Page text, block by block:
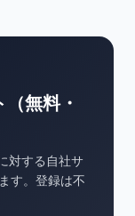
無料・
対する自社サ
す。登録は不